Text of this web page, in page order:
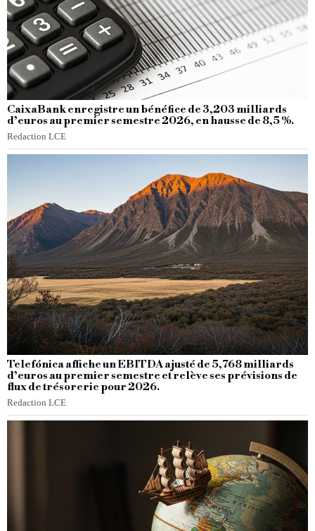
CaixaBank enregistre un bénéfice de 3,203 milliards
d’euros au premier semestre 2026, en hausse de 8,5 %.
Redaction LCE
Telefónica affiche un EBITDA ajusté de 5,768 milliards
d’euros au premier semestre et relève ses prévisions de
flux de trésorerie pour 2026.
Redaction LCE